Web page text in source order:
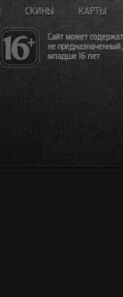
Сайт может
не
младше 16 лет
СКИНЫ КАРТЫ